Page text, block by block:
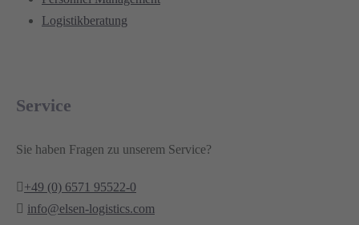
Logistikberatung
Service
Sie haben Fragen zu unserem Service?
+49 (0) 6571 95522-0
info@elsen-logistics.com